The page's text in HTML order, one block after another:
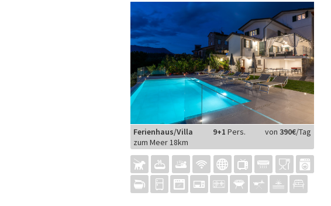
Ferienhaus/Villa 9+1 Pers. von390€/Tag
zum Meer 18km